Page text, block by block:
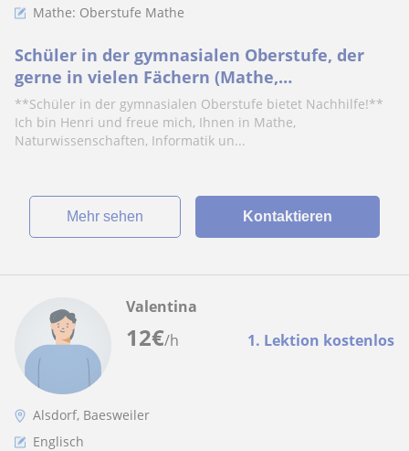
Mathe: Oberstufe Mathe
Schüler in der gymnasialen Oberstufe, der
gerne in vielen Fächern (Mathe,
Naturwissenschaften, Informatik, uvm.)
Nachhilfe gibt
**Schüler in der gymnasialen Oberstufe bietet Nachhilfe!**
Ich bin Henri und freue mich, Ihnen in Mathe,
Naturwissenschaften, Informatik un...
Mehr sehen Kontaktieren
12€/h 1. Lektion kostenlos
Valentina
Alsdorf, Baesweiler
Englisch